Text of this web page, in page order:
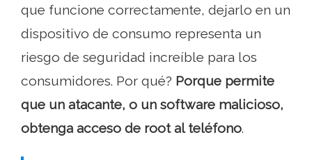
que funcione correctamente, dejarlo en un
dispositivo de consumo representa un
riesgo de seguridad increíble para los
consumidores. Por qué? Porque permite
que un atacante, o un software malicioso,
obtenga acceso de root al teléfono.